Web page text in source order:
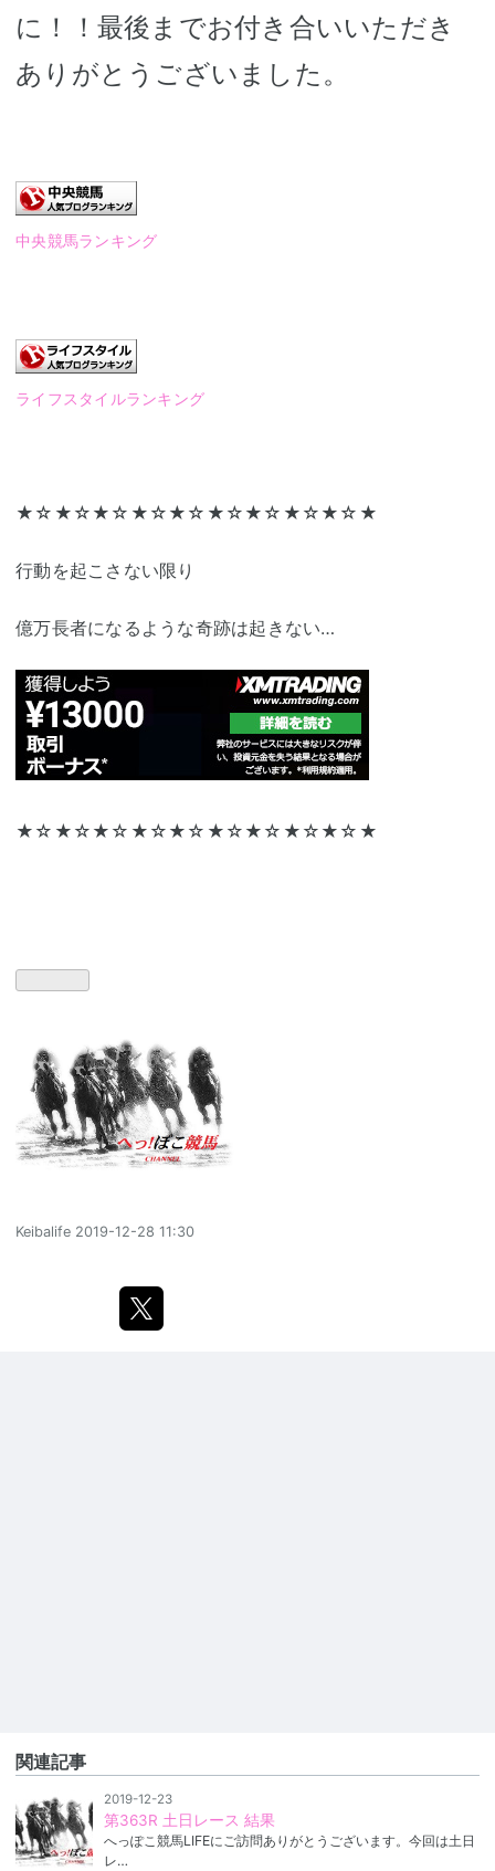
に！！最後までお付き合いいただき
ありがとうございました。
中央競馬ランキング
ライフスタイルランキング
★☆★☆★☆★☆★☆★☆★☆★☆★☆★
行動を起こさない限り
億万長者になるような奇跡は起きない…
★☆★☆★☆★☆★☆★☆★☆★☆★☆★
Keibalife 2019-12-28 11:30
関連記事
2019-12-23
第363R 土日レース 結果
へっぽこ競馬LIFEにご訪問ありがとうございます。今回は土日
レ…